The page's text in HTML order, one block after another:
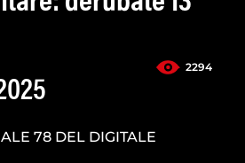
2294
78 DEL DIGITALE